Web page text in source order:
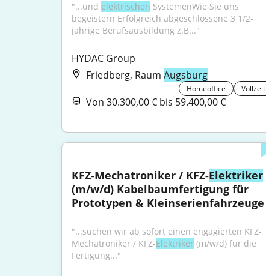
"...und elektrischen SystemenWie Sie uns
begeistern Erfolgreich abgeschlossene 3 1/2-
jährige Berufsausbildung z.B..."
HYDAC Group
Friedberg, Raum Augsburg
Homeoffice Vollzeit
Von 30.300,00 € bis 59.400,00 €
KFZ-Mechatroniker / KFZ-Elektriker
(m/w/d) Kabelbaumfertigung für
Prototypen & Kleinserienfahrzeuge
"...suchen wir ab sofort einen engagierten KFZ-
Mechatroniker / KFZ-Elektriker (m/w/d) für die
Fertigung..."